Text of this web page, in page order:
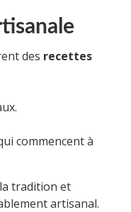
des recettes
commencent à
tradition et
artisanal.